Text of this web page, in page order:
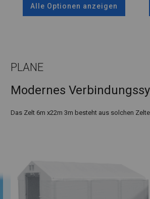
Alle Optionen anzeigen
PLANE
Modernes
Das Zelt 6m x22m 3m besteht aus solchen